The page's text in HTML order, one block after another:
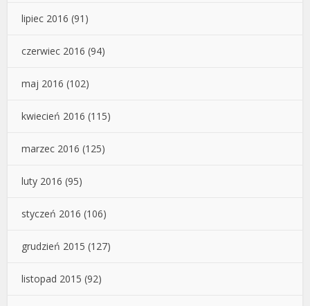
lipiec 2016 (91)
czerwiec 2016 (94)
maj 2016 (102)
kwiecień 2016 (115)
marzec 2016 (125)
luty 2016 (95)
styczeń 2016 (106)
grudzień 2015 (127)
listopad 2015 (92)